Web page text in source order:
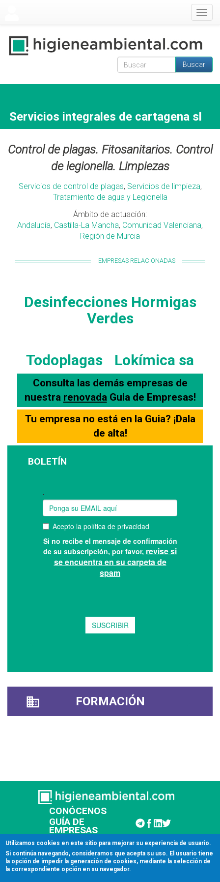
Formulario de
Buscar
Servicios integrales de cartagena sl
Control de plagas. Fitosanitarios. Control
de legionella. Limpiezas
Servicios de control de plagas, Servicios de limpieza,
Tratamiento de agua y Legionella
Ámbito de actuación:
Andalucía, Castilla-La Mancha, Comunidad Valenciana,
Región de Murcia
EMPRESAS RELACIONADAS
Desinfecciones Hormigas
Verdes
Todoplagas Lokímica sa
Consulta las demás empresas de
nuestra renovadaGuia de Empresas!
Tu empresa no está en la Guia? ¡Dala
de alta!
BOLETÍN
FORMACIÓN
CONÓCENOS
GUÍA DE
EMPRESAS
CONTACTAR
© 2026 Higiene Ambiental
Utilizamos cookies en este sitio para mejorar su experiencia de usuario.
Si continúa navegando, consideramos que acepta su uso. El usuario tiene
la opción de impedir la generación de cookies, mediante la selección de
la correspondiente opción en su navegador.